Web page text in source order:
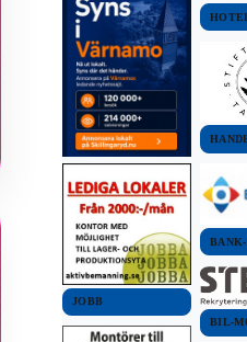
JOBB
BIL-